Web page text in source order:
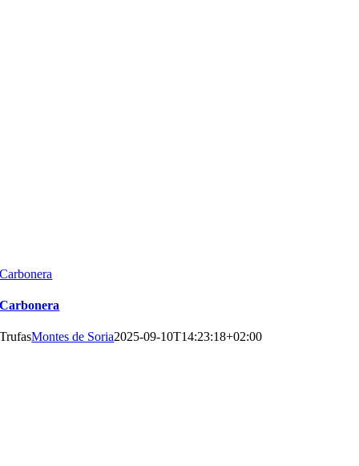
Carbonera
Carbonera
TrufasMontes de Soria2025-09-10T14:23:18+02:00